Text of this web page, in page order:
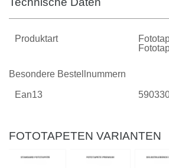
Produktart
Besondere Bestellnummern
Ean13
FOTOTAPETEN VARIANTEN